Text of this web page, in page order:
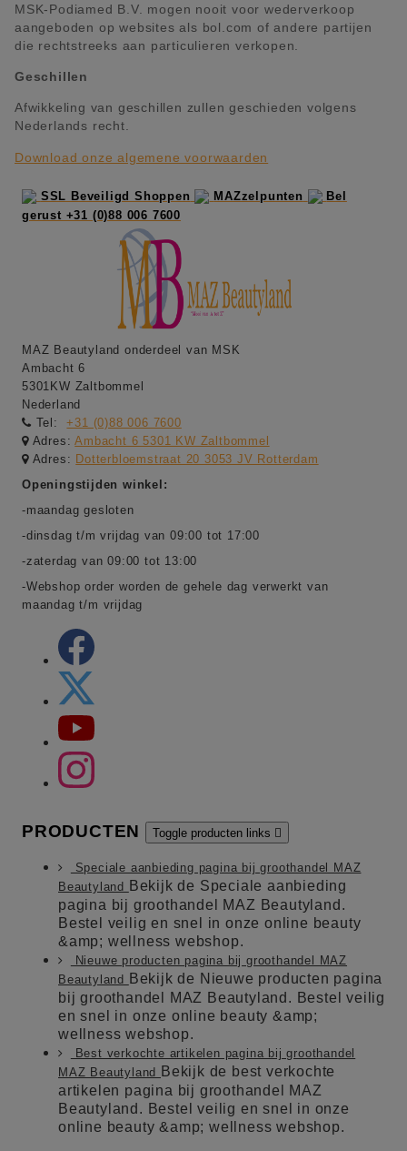
MSK-Podiamed B.V. mogen nooit voor wederverkoop
aangeboden op websites als bol.com of andere partijen
die rechtstreeks aan particulieren verkopen.
Geschillen
Afwikkeling van geschillen zullen geschieden volgens
Nederlands recht.
Download onze algemene voorwaarden
SSL Beveiligd Shoppen MAZzelpunten
Bel
gerust +31 (0)88 006 7600
MAZ Beautyland onderdeel van MSK
Ambacht 6
5301KW Zaltbommel
Nederland
Tel:
+31 (0)88 006 7600
Adres:Ambacht 6 5301 KW Zaltbommel
Adres: Dotterbloemstraat 20 3053 JV Rotterdam
Openingstijden winkel:
-maandag gesloten
-dinsdag t/m vrijdag van 09:00 tot 17:00
-zaterdag van 09:00 tot 13:00
-Webshop order worden de gehele dag verwerkt van
maandag t/m vrijdag
PRODUCTEN Toggle producten links 
Speciale aanbieding pagina bij groothandel MAZ
Beautyland
Bekijk de Speciale aanbieding
pagina bij groothandel MAZ Beautyland.
Bestel veilig en snel in onze online beauty
&amp; wellness webshop.
Nieuwe producten pagina bij groothandel MAZ
Beautyland
Bekijk de Nieuwe producten pagina
bij groothandel MAZ Beautyland. Bestel veilig
en snel in onze online beauty &amp;
wellness webshop.
Best verkochte artikelen pagina bij groothandel
MAZ Beautyland
Bekijk de best verkochte
artikelen pagina bij groothandel MAZ
Beautyland. Bestel veilig en snel in onze
online beauty &amp; wellness webshop.